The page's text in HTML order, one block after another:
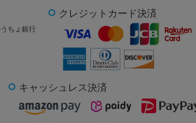
ちょ銀行
クレジットカード決済
キャッシュレス決済